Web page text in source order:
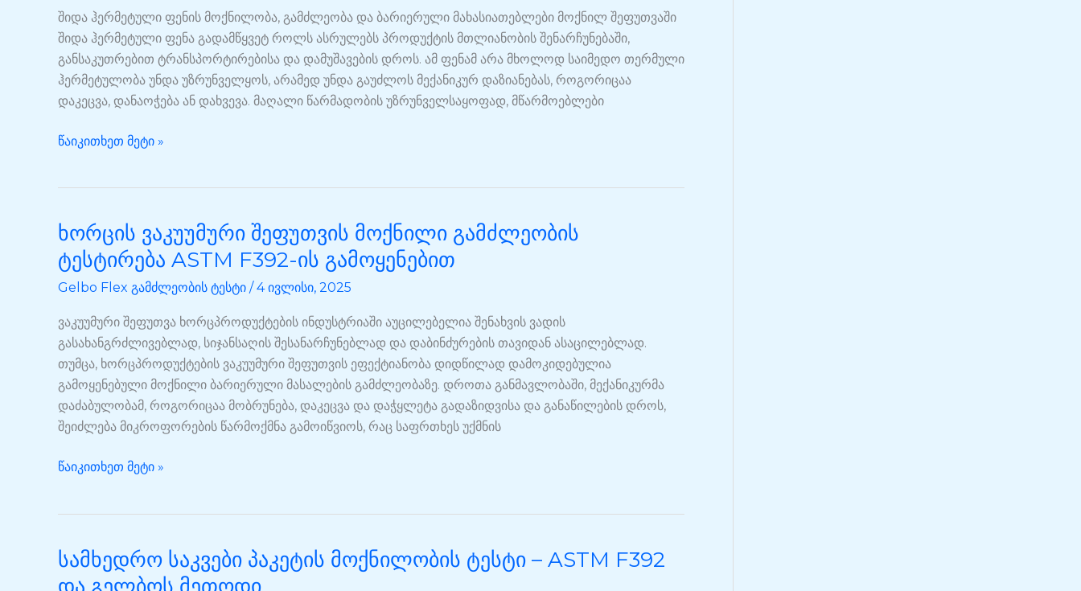
შიდა ჰერმეტული ფენის მოქნილობა, გამძლეობა და ბარიერული მახასიათებლები მოქნილ შეფუთვაში
შიდა ჰერმეტული ფენა გადამწყვეტ როლს ასრულებს პროდუქტის მთლიანობის შენარჩუნებაში,
განსაკუთრებით ტრანსპორტირებისა და დამუშავების დროს. ამ ფენამ არა მხოლოდ საიმედო თერმული
ჰერმეტულობა უნდა უზრუნველყოს, არამედ უნდა გაუძლოს მექანიკურ დაზიანებას, როგორიცაა
დაკეცვა, დანაოჭება ან დახვევა. მაღალი წარმადობის უზრუნველსაყოფად, მწარმოებლები
განმარტება
გელბოს
ტესტის
მეთოდისა
და
ASTM
F392-
წაიკითხეთ მეტი »
ხორცის ვაკუუმური შეფუთვის მოქნილი გამძლეობის
ტესტირება ASTM F392-ის გამოყენებით
Gelbo Flex გამძლეობის ტესტი /4 ივლისი, 2025
ვაკუუმური შეფუთვა ხორცპროდუქტების ინდუსტრიაში აუცილებელია შენახვის ვადის
გასახანგრძლივებლად, სიჯანსაღის შესანარჩუნებლად და დაბინძურების თავიდან ასაცილებლად.
თუმცა, ხორცპროდუქტების ვაკუუმური შეფუთვის ეფექტიანობა დიდწილად დამოკიდებულია
გამოყენებული მოქნილი ბარიერული მასალების გამძლეობაზე. დროთა განმავლობაში, მექანიკურმა
დაძაბულობამ, როგორიცაა მობრუნება, დაკეცვა და დაჭყლეტა გადაზიდვისა და განაწილების დროს,
შეიძლება მიკროფორების წარმოქმნა გამოიწვიოს, რაც საფრთხეს უქმნის
ხორცის
ვაკუუმური
შეფუთვის
მოქნილი
გამძლეობის
ტესტირება
ASTM
F392-
ის
გამოყენებით
წაიკითხეთ მეტი »
სამხედრო საკვები პაკეტის მოქნილობის ტესტი – ASTM F392
და გელბოს მეთოდი
სამხედრო